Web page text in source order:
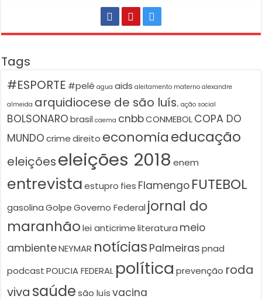
Tags
#ESPORTE #pelé agua aids aleitamento materno alexandre
almeida arquidiocese de são luís. ação social
BOLSONARO brasil caema cnbbCONMEBOLCOPA DO
MUNDO crime direito economiaeducação
eleiçõeseleições 2018 enem
entrevista estupro fies Flamengo FUTEBOL
gasolina Golpe Governo Federal jornal do
maranhão lei anticrime literatura meio
ambienteNEYMAR notícias Palmeiras pnad
podcast POLICIA FEDERAL política prevenção roda
viva saúde são luís vacina